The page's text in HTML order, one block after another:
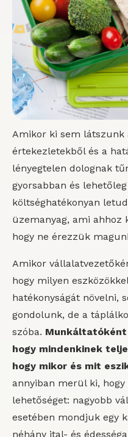
Amikor ki sem látszunk
értekezletekből és a
lényegtelen dolognak
gyorsabban és
költséghatékonyan
üzemanyag, ami
hogy ne érezzük
Amikor
hogy milyen
hatékonyságát növelni,
gondolunk, de a
szóba. Munkáltatóként
hogy mindenkinek
hogy mikor és mit
annyiban merül ki,
lehetőséget: nagyobb
esetében mondjuk egy
néhány ital- és